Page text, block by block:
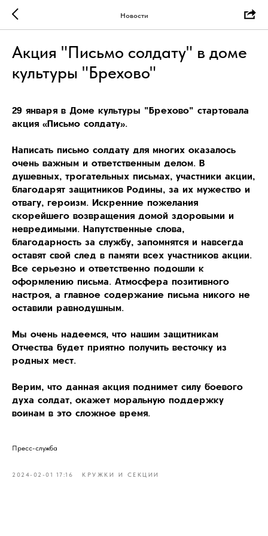
Новости
Акция "Письмо солдату" в доме
культуры "Брехово"
29 января в Доме культуры "Брехово" стартовала
акция «Письмо солдату».
Написать письмо солдату для многих оказалось
очень важным и ответственным делом. В
душевных, трогательных письмах, участники акции,
благодарят защитников Родины, за их мужество и
отвагу, героизм. Искренние пожелания
скорейшего возвращения домой здоровыми и
невредимыми. Напутственные слова,
благодарность за службу, запомнятся и навсегда
оставят свой след в памяти всех участников акции.
Все серьезно и ответственно подошли к
оформлению письма. Атмосфера позитивного
настроя, а главное содержание письма никого не
оставили равнодушным.
Мы очень надеемся, что нашим защитникам
Отчества будет приятно получить весточку из
родных мест.
Верим, что данная акция поднимет силу боевого
духа солдат, окажет моральную поддержку
воинам в это сложное время.
Пресс-служба
2024-02-01 17:16 КРУЖКИ И СЕКЦИИ